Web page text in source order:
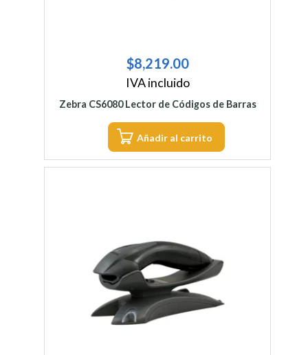
$8,219.00
IVA incluido
Zebra CS6080 Lector de Códigos de Barras
Añadir al carrito